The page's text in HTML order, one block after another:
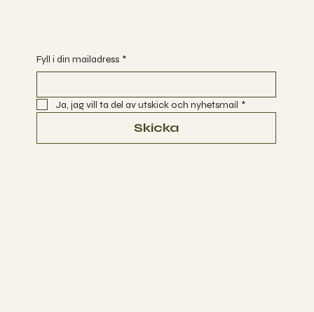
Fyll i din mailadress *
Ja, jag vill ta del av utskick och nyhetsmail *
Skicka